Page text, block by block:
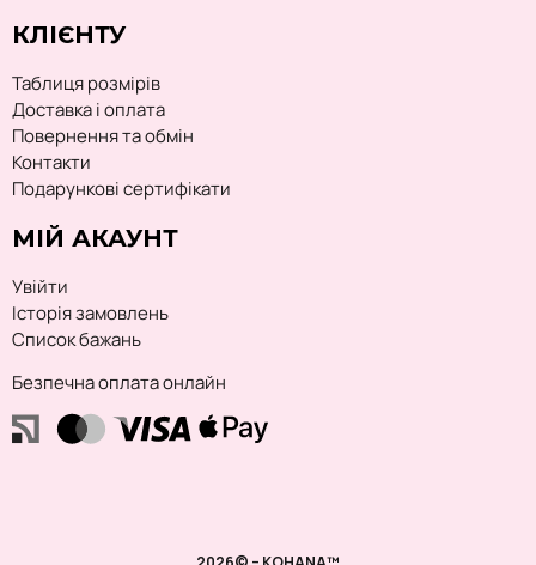
КЛІЄНТУ
Таблиця розмірів
Доставка і оплата
Повернення та обмін
Контакти
Подарункові сертифікати
МІЙ АКАУНТ
Увійти
Історія замовлень
Список бажань
Безпечна оплата онлайн